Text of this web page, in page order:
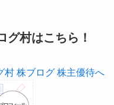
グ村はこちら！